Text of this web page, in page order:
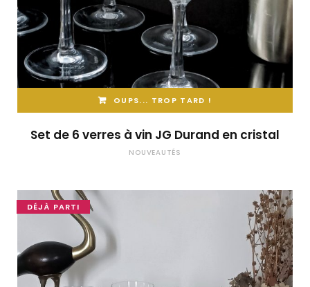
OUPS... TROP TARD !
Set de 6 verres à vin JG Durand en cristal
NOUVEAUTÉS
DÉJÀ PARTI